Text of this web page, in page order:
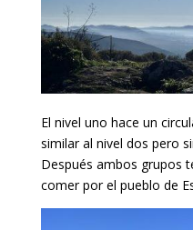
El nivel uno hace un
similar al nivel dos pero
Después ambos grupos
comer por el pueblo de